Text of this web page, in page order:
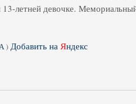
13-летней девочке.
) Добавить на Яндекс